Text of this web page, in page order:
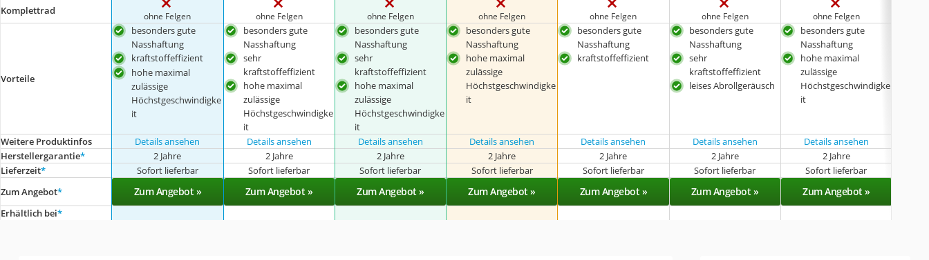
Komplettrad ohne Felgen ohne Felgen ohne Felgen ohne Felgen ohne Felgen ohne Felgen ohne Felgen
Vorteile
besonders gute
Nasshaftung
kraftstoffeffizient
hohe maximal
zulässige
Höchstgeschwindigke
it
besonders gute
Nasshaftung
sehr
kraftstoffeffizient
hohe maximal
zulässige
Höchstgeschwindigke
it
besonders gute
Nasshaftung
sehr
kraftstoffeffizient
hohe maximal
zulässige
Höchstgeschwindigke
it
besonders gute
Nasshaftung
hohe maximal
zulässige
Höchstgeschwindigke
it
besonders gute
Nasshaftung
kraftstoffeffizient
besonders gute
Nasshaftung
sehr
kraftstoffeffizient
leises Abrollgeräusch
besonders gute
Nasshaftung
hohe maximal
zulässige
Höchstgeschwindigke
it
Weitere Produktinfos Details ansehen Details ansehen Details ansehen Details ansehen Details ansehen Details ansehen Details ansehen
Herstellergarantie* 2 Jahre 2 Jahre 2 Jahre 2 Jahre 2 Jahre 2 Jahre
2 Jahre
Lieferzeit* Sofort lieferbar Sofort lieferbar Sofort lieferbar Sofort lieferbar Sofort lieferbar Sofort lieferbar Sofort lieferbar
Zum Angebot* Zum Angebot » Zum Angebot » Zum Angebot » Zum Angebot » Zum Angebot » Zum Angebot » Zum Angebot »
Erhältlich bei*